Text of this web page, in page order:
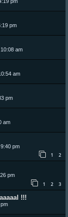
pm
am
am
pm
am
pm
1 2
pm
1 2 3
!!!